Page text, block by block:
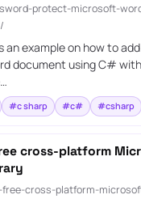
protect-microsoft-
an example on how to
document using C#
#c sharp #c# #csharp
cross-platform
cross-platform-